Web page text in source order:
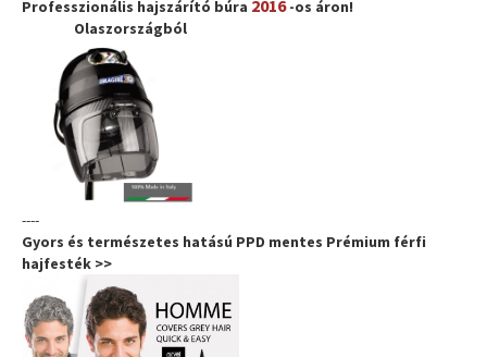
Professzionális hajszárító búra 2016-os áron!
Olaszországból
----
Gyors és természetes hatású PPD mentes Prémium férfi
hajfesték >>